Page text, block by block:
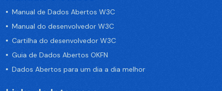
Manual de Dados Abertos W3C
Manual do desenvolvedor W3C
Cartilha do desenvolvedor W3C
Guia de Dados Abertos OKFN
Dados Abertos para um dia a dia melhor